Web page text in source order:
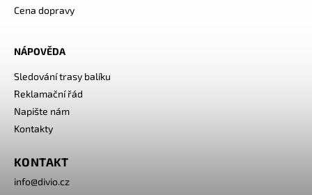
Cena dopravy
NÁPOVĚDA
Sledování trasy balíku
Reklamační řád
Napište nám
Kontakty
KONTAKT
info@divio.cz